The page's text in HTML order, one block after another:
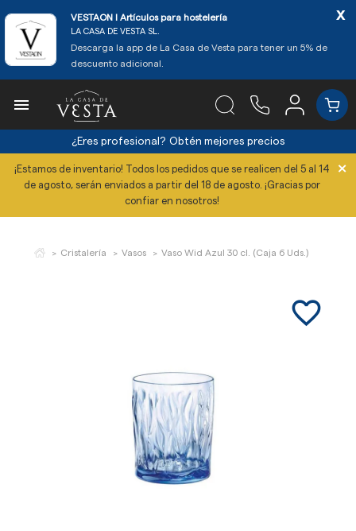
VESTAON l Artículos para hostelería
LA CASA DE VESTA SL.
Descarga la app de La Casa de Vesta para tener un 5% de
descuento adicional.
x

¿Eres profesional? Obtén mejores precios
¡Estamos de inventario! Todos los pedidos que se realicen del 5 al 14
de agosto, serán enviados a partir del 18 de agosto. ¡Gracias por
confiar en nosotros!
×
Cristalería Vasos Vaso Wid Azul 30 cl. (Caja 6 Uds.)
favorite_border